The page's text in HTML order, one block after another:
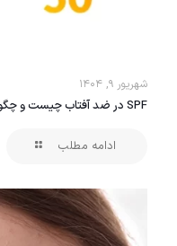
شهریور ۹, ۱۴۰۴
SPF در ضد آفتاب چیست و چگونه از پوست محافظت می‌کند؟
ادامه مطلب